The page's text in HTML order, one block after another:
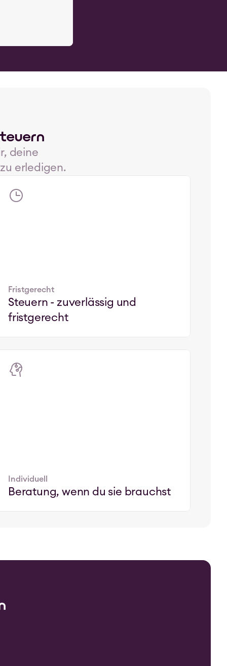
deine
erledigen.
Fristgerecht
Steuern - zuverlässig und
fristgerecht
Individuell
Beratung, wenn du sie brauchst